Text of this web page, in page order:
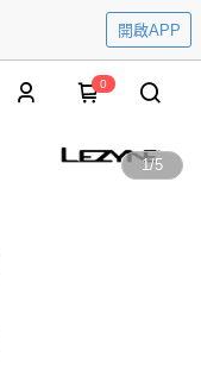
開啟APP
0
1/5